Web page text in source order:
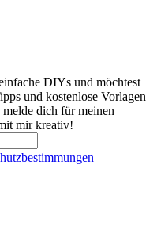
DIYs und möchtest
und kostenlose Vorlagen
dich für meinen
mir kreativ!